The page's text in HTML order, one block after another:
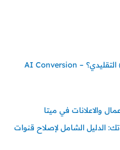
لماذا يفشل تحسين معدل التحويل (CRO) التقليدي؟ – AI Conversion
والاعلانات في ميتا
الدليل الشامل لإصلاح قنوات